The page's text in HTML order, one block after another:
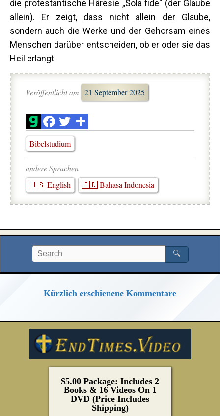
die protestantische Häresie „Sola fide“ (der Glaube
allein). Er zeigt, dass nicht allein der Glaube,
sondern auch die Werke und der Gehorsam eines
Menschen darüber entscheiden, ob er oder sie das
Heil erlangt.
Veröffentlicht am 21 September 2025
Bibelstudium
andere Sprachen
🇺🇸 English
🇮🇩 Bahasa Indonesia
🔍
Kürzlich erschienene Kommentare
$5.00 Package: Includes 2
Books & 16 Videos On 1
DVD (Price Includes
Shipping)